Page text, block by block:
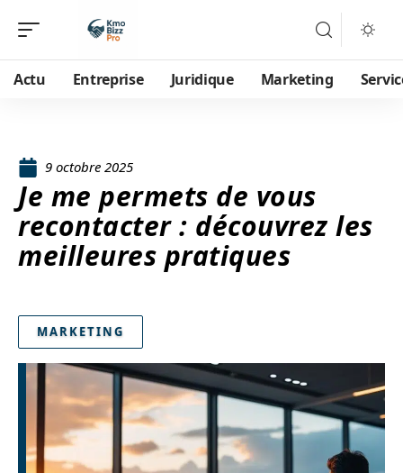
Actu Entreprise Juridique Marketing
9 octobre 2025
Je me permets de vous
recontacter : découvrez les
meilleures pratiques
MARKETING